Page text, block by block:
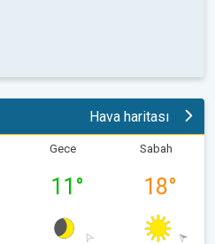
Hava haritası
Gece
11 °
Sabah
18°